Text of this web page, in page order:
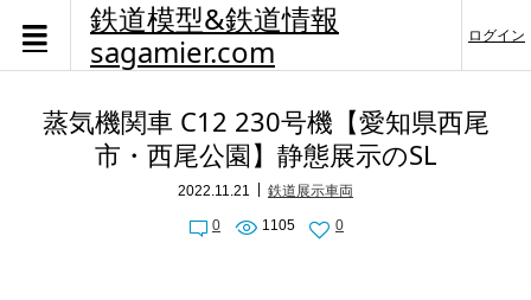
鉄道模型&鉄道情報
sagamier.com
ログイン
蒸気機関車 C12 230号機【愛知県西尾
市・西尾公園】静態展示のSL
2022.11.21 鉄道展示車両
0 1105 0